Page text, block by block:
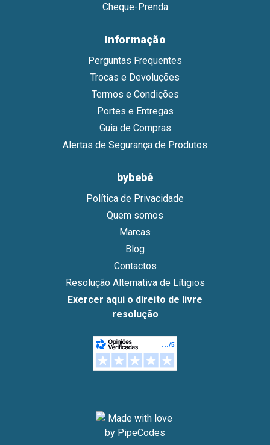
Cheque-Prenda
Informação
Perguntas Frequentes
Trocas e Devoluções
Termos e Condições
Portes e Entregas
Guia de Compras
Alertas de Segurança de Produtos
bybebé
Política de Privacidade
Quem somos
Marcas
Blog
Contactos
Resolução Alternativa de Lítigios
Exercer aqui o direito de livre
resolução